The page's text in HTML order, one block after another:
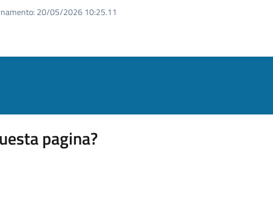
20/05/2026 10:25.11
pagina?